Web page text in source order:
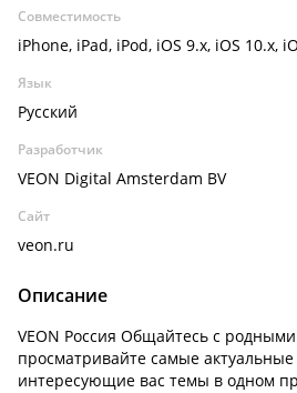
Совместимость
iPhone, iPad, iPod, iOS 9.x, iOS 10.x,
Язык
Русский
Разработчик
VEON Digital Amsterdam BV
Сайт
veon.ru
Описание
VEON Россия Общайтесь с
просматривайте самые актуальные
интересующие вас темы в одном